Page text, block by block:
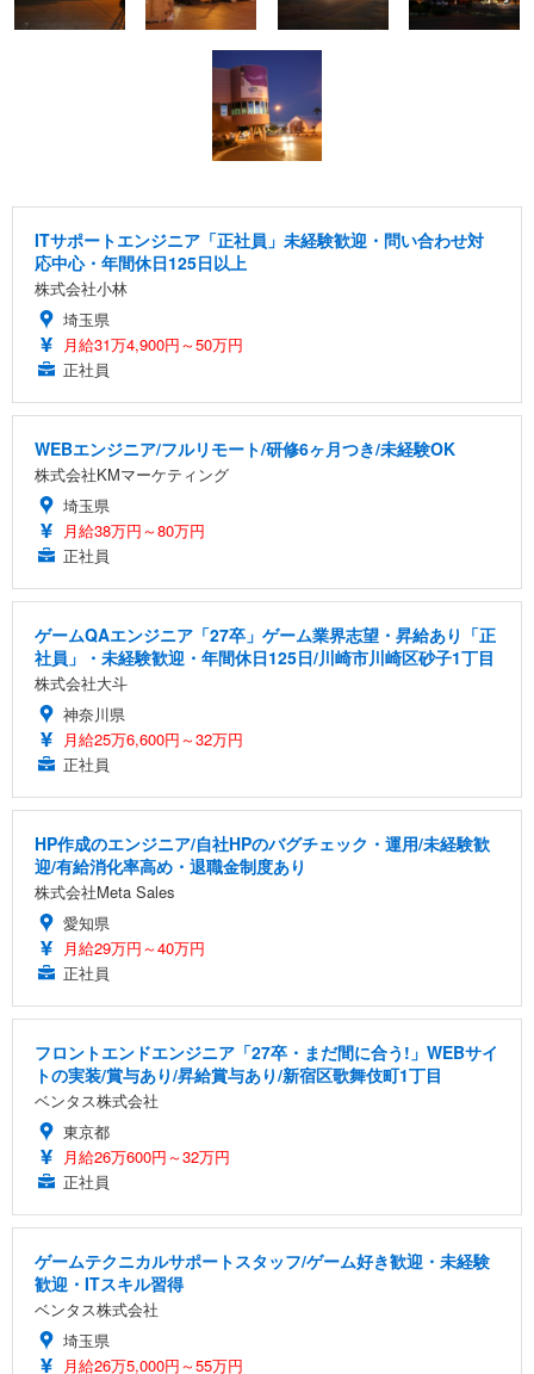
ITサポートエンジニア「正社員」未経験歓迎・問い合わせ対
応中心・年間休日125日以上
株式会社小林
埼玉県
月給31万4,900円～50万円
正社員
WEBエンジニア/フルリモート/研修6ヶ月つき/未経験OK
株式会社KMマーケティング
埼玉県
月給38万円～80万円
正社員
ゲームQAエンジニア「27卒」ゲーム業界志望・昇給あり「正
社員」・未経験歓迎・年間休日125日/川崎市川崎区砂子1丁目
株式会社大斗
神奈川県
月給25万6,600円～32万円
正社員
HP作成のエンジニア/自社HPのバグチェック・運用/未経験歓
迎/有給消化率高め・退職金制度あり
株式会社Meta Sales
愛知県
月給29万円～40万円
正社員
フロントエンドエンジニア「27卒・まだ間に合う!」WEBサイ
トの実装/賞与あり/昇給賞与あり/新宿区歌舞伎町1丁目
ベンタス株式会社
東京都
月給26万600円～32万円
正社員
ゲームテクニカルサポートスタッフ/ゲーム好き歓迎・未経験
歓迎・ITスキル習得
ベンタス株式会社
埼玉県
月給26万5,000円～55万円